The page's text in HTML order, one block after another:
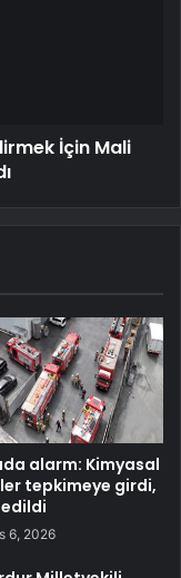
İçin Mali
alarm: Kimyasal
tepkimeye girdi,
6, 2026